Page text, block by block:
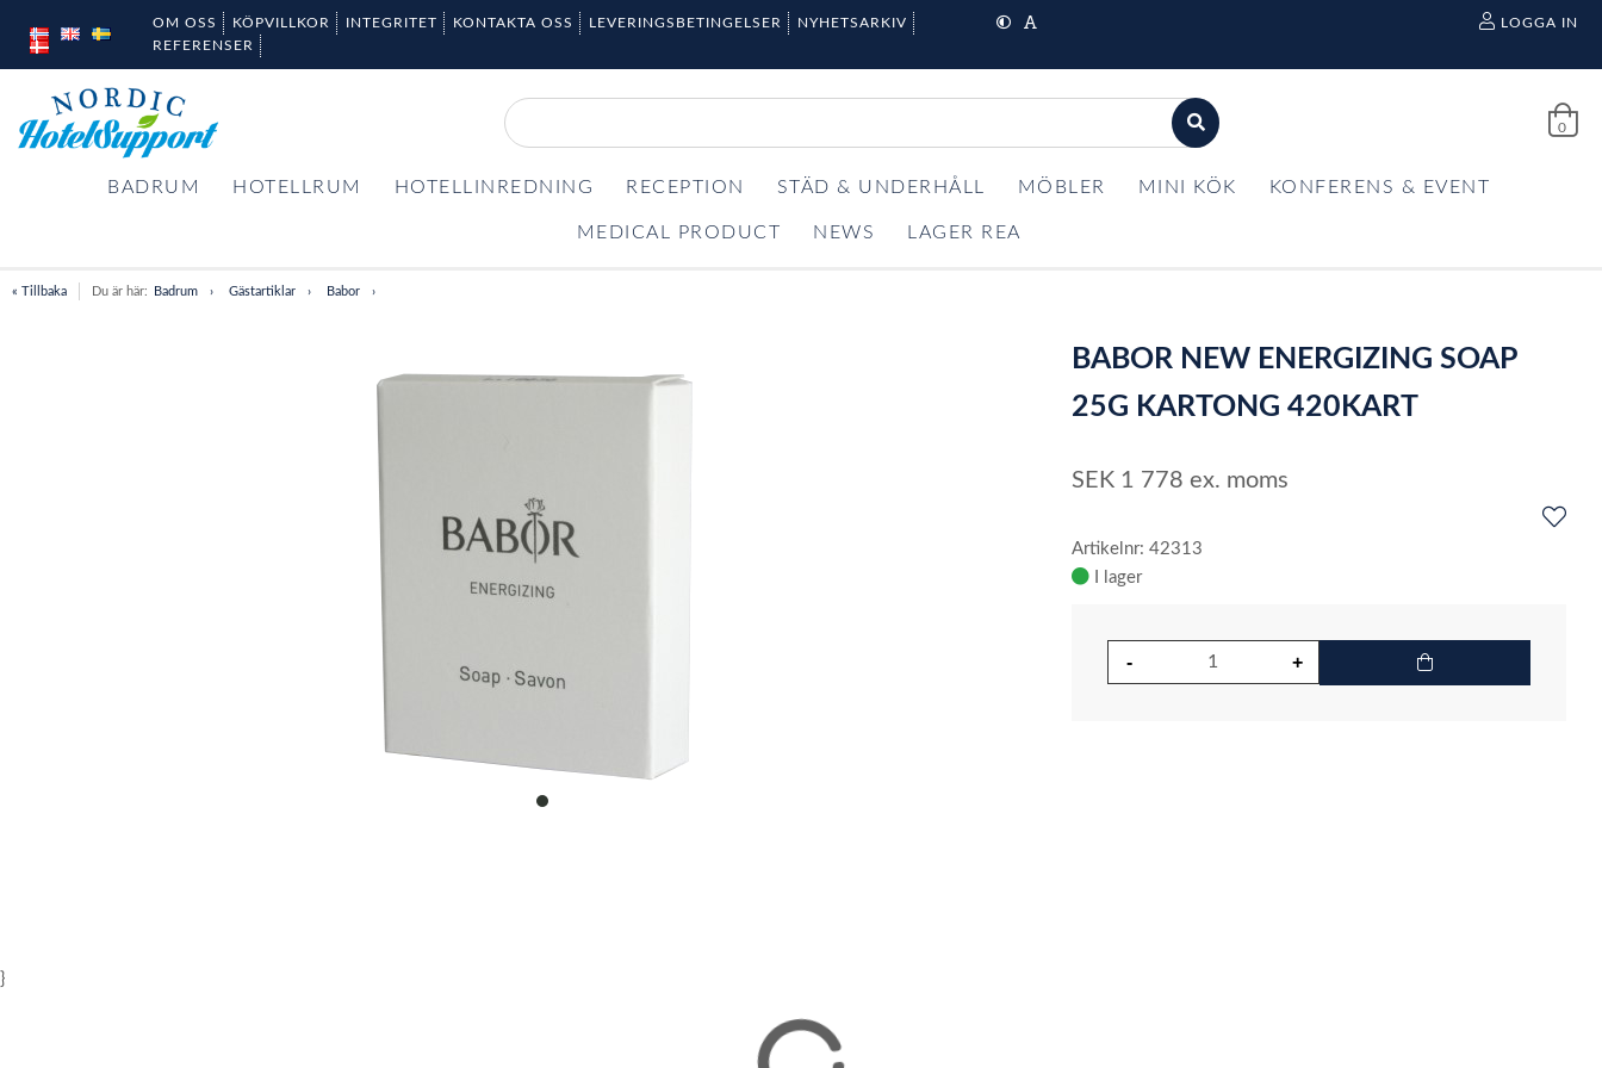
OM OSS KÖPVILLKOR INTEGRITET KONTAKTA OSS LEVERINGSBETINGELSER
NYHETSARKIV
REFERENSER
LOGGA IN
0
BADRUM HOTELLRUM HOTELLINREDNING RECEPTION STÄD & UNDERHÅLL MÖBLER MINI KÖK KONFERENS & EVENT
MEDICAL PRODUCT NEWS LAGER REA
« Tillbaka Du är här: Badrum Gästartiklar Babor
item
BABOR NEW ENERGIZING SOAP
25G KARTONG 420KART
SEK 1 778 ex. moms
Artikelnr: 42313
I lager
}